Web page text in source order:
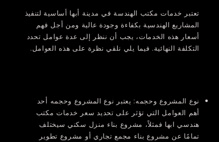
تعتبر خدمات مكتب الهندسة في مدينة أبها أساسية لتنفيذ
المشاريع الهندسية بكفاءة وجودة عالية ومن أجل فهم
أسعار هذه الخدمات، يجب أن ننظر إلى عدة عوامل تحدد
التكلفة النهائية. فيما يلي نلقي نظرة على هذه العوامل.
نوع المشروع وحجمه: يعتبر نوع المشروع وحجمه أحد
أهم العوامل التي تؤثر على تحديد سعر خدمات مكتب
هندسي ابها فمثلاً، مشروع بناء منزل سكني سيختلف
تمامًا عن مشروع بناء مجمع تجاري أو مشروع تطوير